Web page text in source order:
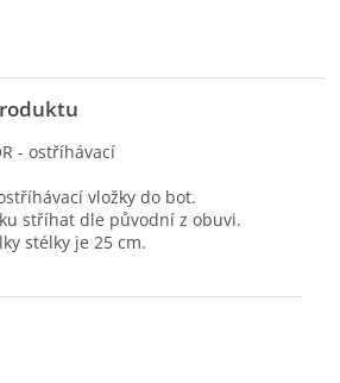
- ostříhávací
vložky do bot.
stříhat dle původní z obuvi.
stélky je 25 cm.